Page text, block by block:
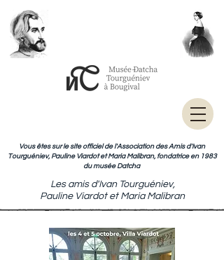
Vous êtes sur le site officiel de l'Association des Amis d'Ivan
Tourguéniev, Pauline Viardot et Maria Malibran, fondatrice en 1983
du musée Datcha
Les amis d'Ivan Tourguéniev,
Pauline Viardot et Maria Malibran